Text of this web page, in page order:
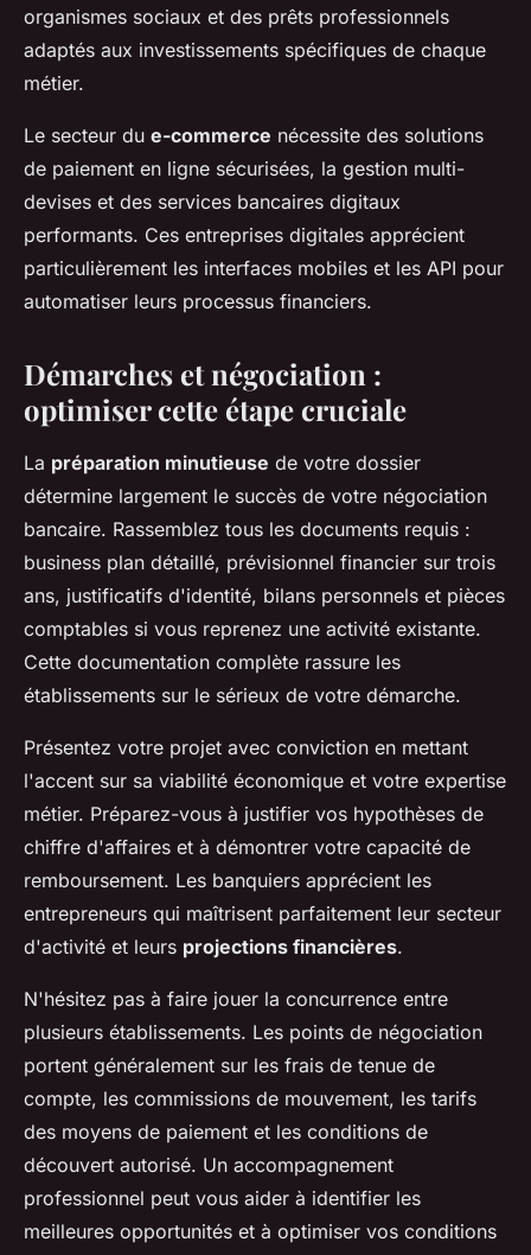
organismes sociaux et des prêts professionnels
adaptés aux investissements spécifiques de chaque
métier.
Le secteur du e-commerce nécessite des solutions
de paiement en ligne sécurisées, la gestion multi-
devises et des services bancaires digitaux
performants. Ces entreprises digitales apprécient
particulièrement les interfaces mobiles et les API pour
automatiser leurs processus financiers.
Démarches et négociation :
optimiser cette étape cruciale
La préparation minutieuse de votre dossier
détermine largement le succès de votre négociation
bancaire. Rassemblez tous les documents requis :
business plan détaillé, prévisionnel financier sur trois
ans, justificatifs d'identité, bilans personnels et pièces
comptables si vous reprenez une activité existante.
Cette documentation complète rassure les
établissements sur le sérieux de votre démarche.
Présentez votre projet avec conviction en mettant
l'accent sur sa viabilité économique et votre expertise
métier. Préparez-vous à justifier vos hypothèses de
chiffre d'affaires et à démontrer votre capacité de
remboursement. Les banquiers apprécient les
entrepreneurs qui maîtrisent parfaitement leur secteur
d'activité et leurs projections financières.
N'hésitez pas à faire jouer la concurrence entre
plusieurs établissements. Les points de négociation
portent généralement sur les frais de tenue de
compte, les commissions de mouvement, les tarifs
des moyens de paiement et les conditions de
découvert autorisé. Un accompagnement
professionnel peut vous aider à identifier les
meilleures opportunités et à optimiser vos conditions